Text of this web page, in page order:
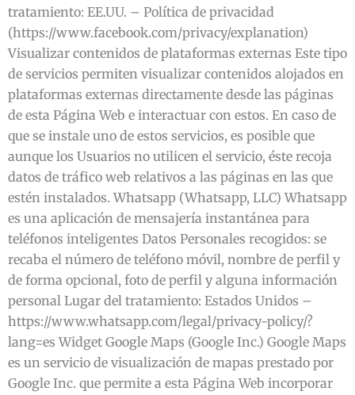
tratamiento: EE.UU. – Política de privacidad
(https://www.facebook.com/privacy/explanation)
Visualizar contenidos de plataformas externas Este tipo
de servicios permiten visualizar contenidos alojados en
plataformas externas directamente desde las páginas
de esta Página Web e interactuar con estos. En caso de
que se instale uno de estos servicios, es posible que
aunque los Usuarios no utilicen el servicio, éste recoja
datos de tráfico web relativos a las páginas en las que
estén instalados. Whatsapp (Whatsapp, LLC) Whatsapp
es una aplicación de mensajería instantánea para
teléfonos inteligentes Datos Personales recogidos: se
recaba el número de teléfono móvil, nombre de perfil y
de forma opcional, foto de perfil y alguna información
personal Lugar del tratamiento: Estados Unidos –
https://www.whatsapp.com/legal/privacy-policy/?
lang=es Widget Google Maps (Google Inc.) Google Maps
es un servicio de visualización de mapas prestado por
Google Inc. que permite a esta Página Web incorporar